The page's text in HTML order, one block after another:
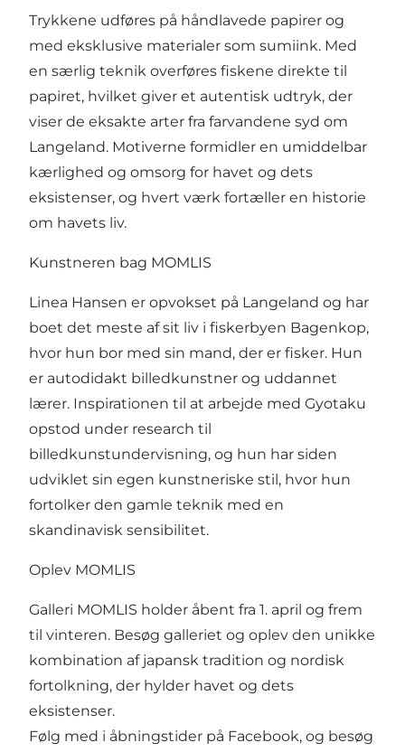
Trykkene udføres på håndlavede papirer og
med eksklusive materialer som sumiink. Med
en særlig teknik overføres fiskene direkte til
papiret, hvilket giver et autentisk udtryk, der
viser de eksakte arter fra farvandene syd om
Langeland. Motiverne formidler en umiddelbar
kærlighed og omsorg for havet og dets
eksistenser, og hvert værk fortæller en historie
om havets liv.
Kunstneren bag MOMLIS
Linea Hansen er opvokset på Langeland og har
boet det meste af sit liv i fiskerbyen Bagenkop,
hvor hun bor med sin mand, der er fisker. Hun
er autodidakt billedkunstner og uddannet
lærer. Inspirationen til at arbejde med Gyotaku
opstod under research til
billedkunstundervisning, og hun har siden
udviklet sin egen kunstneriske stil, hvor hun
fortolker den gamle teknik med en
skandinavisk sensibilitet.
Oplev MOMLIS
Galleri MOMLIS holder åbent fra 1. april og frem
til vinteren. Besøg galleriet og oplev den unikke
kombination af japansk tradition og nordisk
fortolkning, der hylder havet og dets
eksistenser.
Følg med i åbningstider på Facebook, og besøg